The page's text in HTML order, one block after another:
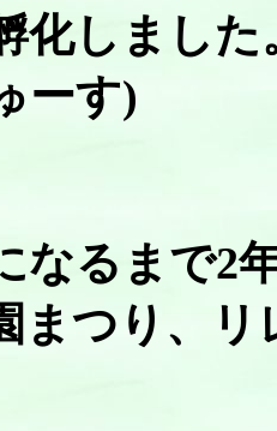
化しました
ーす)
なるまで2
まつり、